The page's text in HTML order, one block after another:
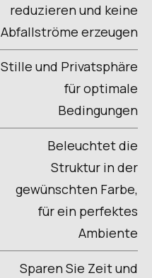
reduzieren und keine
Abfallströme erzeugen
Stille und Privatsphäre
für optimale
Bedingungen
Beleuchtet die
Struktur in der
gewünschten Farbe,
für ein perfektes
Ambiente
Sparen Sie Zeit und